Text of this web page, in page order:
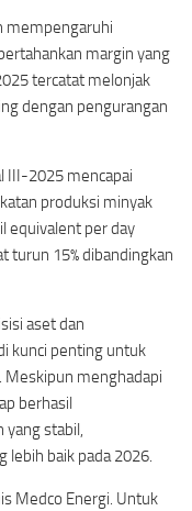
mempengaruhi
margin yang
tercatat melonjak
dengan pengurangan
III-2025 mencapai
produksi minyak
equivalent per day
turun 15% dibandingkan
aset dan
kunci penting untuk
Meskipun menghadapi
berhasil
yang stabil,
lebih baik pada 2026.
Medco Energi. Untuk